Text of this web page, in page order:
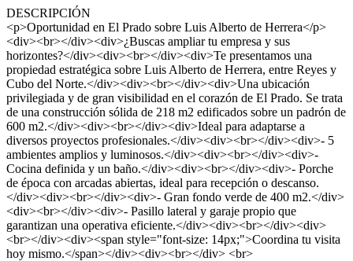
DESCRIPCIÓN
<p>Oportunidad en El Prado sobre Luis Alberto de Herrera</p>
<div><br></div><div>¿Buscas ampliar tu empresa y sus
horizontes?</div><div><br></div><div>Te presentamos una
propiedad estratégica sobre Luis Alberto de Herrera, entre Reyes y
Cubo del Norte.</div><div><br></div><div>Una ubicación
privilegiada y de gran visibilidad en el corazón de El Prado. Se trata
de una construcción sólida de 218 m2 edificados sobre un padrón de
600 m2.</div><div><br></div><div>Ideal para adaptarse a
diversos proyectos profesionales.</div><div><br></div><div>- 5
ambientes amplios y luminosos.</div><div><br></div><div>-
Cocina definida y un baño.</div><div><br></div><div>- Porche
de época con arcadas abiertas, ideal para recepción o descanso.
</div><div><br></div><div>- Gran fondo verde de 400 m2.</div>
<div><br></div><div>- Pasillo lateral y garaje propio que
garantizan una operativa eficiente.</div><div><br></div><div>
<br></div><div><span style="font-size: 14px;">Coordina tu visita
hoy mismo.</span></div><div><br></div> <br>